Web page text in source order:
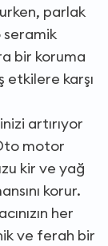
parlak
seramik
bir koruma
etkilere karşı
artırıyor
motor
kir ve yağ
korur.
her
ve ferah bir